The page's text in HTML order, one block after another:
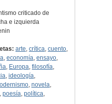
criticado de
e izquierda
arte,crítica,cuento,
,economía,ensayo,
, Europa,filosofía,
,ideología,
, novela,
, poesía, política,